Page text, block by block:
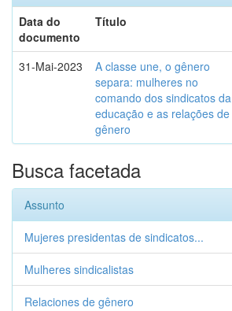
Data do
documento
Título
31-Mai-2023
A classe une, o gênero
separa: mulheres no
comando dos sindicatos da
educação e as relações de
gênero
Busca facetada
Assunto
Mujeres presidentas de sindicatos...
Mulheres sindicalistas
Relaciones de gênero